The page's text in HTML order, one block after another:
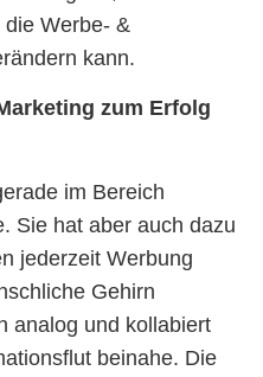
Werbe- &
kann.
zum Erfolg
im Bereich
Sie hat aber auch dazu
jederzeit Werbung
Gehirn
analog und kollabiert
beinahe. Die